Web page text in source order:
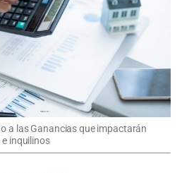
a las Ganancias que impactarán
inquilinos